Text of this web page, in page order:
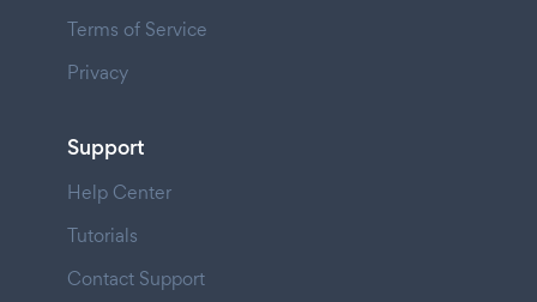
Terms of Service
Privacy
Support
Help Center
Tutorials
Contact Support